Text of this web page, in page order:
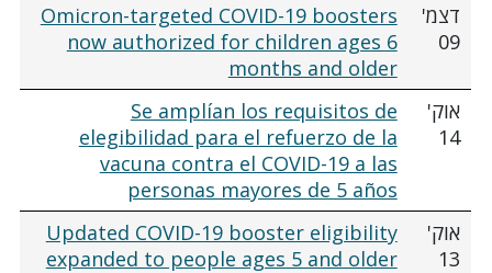
דצמ'
09
Omicron-targeted COVID-19 boosters
now authorized for children ages 6
months and older
אוק'
14
Se amplían los requisitos de
elegibilidad para el refuerzo de la
vacuna contra el COVID-19 a las
personas mayores de 5 años
אוק'
13
Updated COVID-19 booster eligibility
expanded to people ages 5 and older